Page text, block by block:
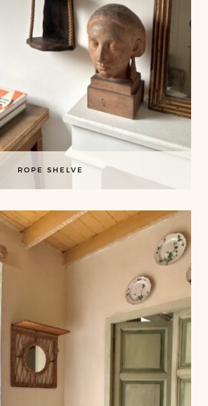
ROPE SHELVE